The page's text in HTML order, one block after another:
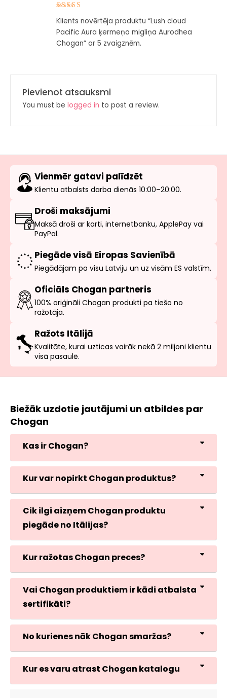
ar5no 5
Klients novērtēja produktu “Lush cloud
Pacific Aura ķermeņa migliņa Aurodhea
Chogan” ar 5 zvaigznēm.
Pievienot atsauksmi
You must be logged in to post a review.
Vienmēr gatavi palīdzēt
Klientu atbalsts darba dienās 10:00–20:00.
Droši maksājumi
Maksā droši ar karti, internetbanku, ApplePay vai
PayPal.
Piegāde visā Eiropas Savienībā
Piegādājam pa visu Latviju un uz visām ES valstīm.
Oficiāls Chogan partneris
100% oriģināli Chogan produkti pa tiešo no
ražotāja.
Ražots Itālijā
Kvalitāte, kurai uzticas vairāk nekā 2 miljoni klientu
visā pasaulē.
Biežāk uzdotie jautājumi un atbildes par
Chogan
Kas ir Chogan?
Kur var nopirkt Chogan produktus?
Cik ilgi aizņem Chogan produktu
piegāde no Itālijas?
Kur ražotas Chogan preces?
Vai Chogan produktiem ir kādi atbalsta
sertifikāti?
No kurienes nāk Chogan smaržas?
Kur es varu atrast Chogan katalogu